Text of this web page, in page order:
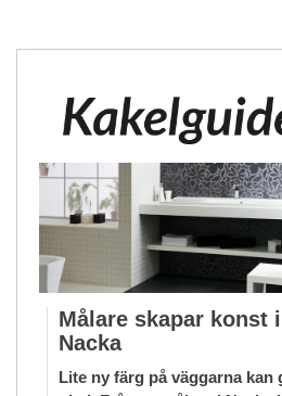
ÖVRIGA PRODUKTER
BLOGG
Målare skapar konst
Nacka
Lite ny färg på väggarna kan